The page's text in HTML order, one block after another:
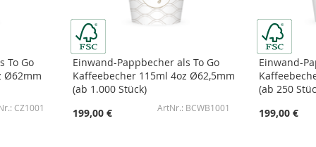
To Go
Ø62mm
CZ1001
Einwand-Pappbecher als To Go
Kaffeebecher 115ml 4oz Ø62,5mm
(ab 1.000 Stück)
199,00 €
BCWB1001
Einwand-
(ab 250
199,00 €